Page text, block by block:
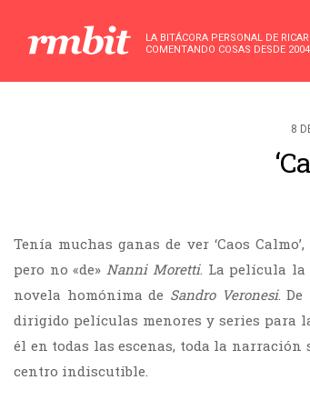
LA BITÁCORA PERSONAL DE
COMENTANDO COSAS DESDE 2004
8
Tenía muchas ganas de ver ‘Caos
pero no «de»Nanni Moretti. La película
novela homónima de Sandro Veronesi. De
dirigido películas menores y series
él en todas las escenas, toda la narración
centro indiscutible.